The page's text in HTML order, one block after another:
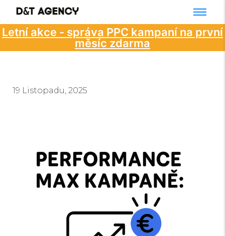
Letní akce - správa PPC kampaní na první
měsíc zdarma
19 Listopadu, 2025